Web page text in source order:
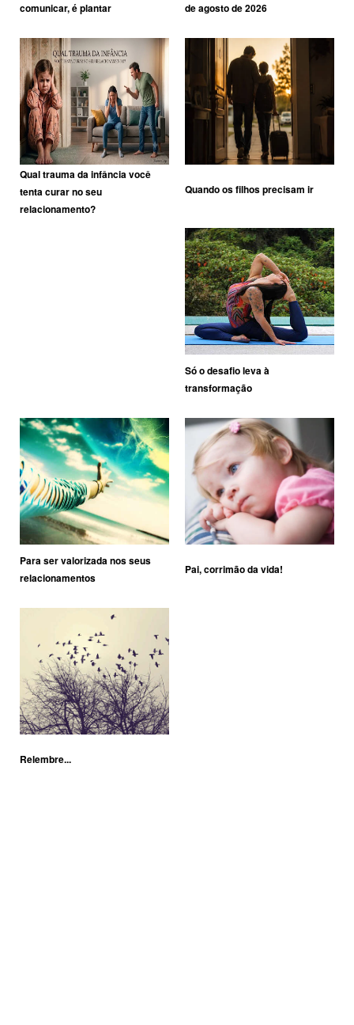
comunicar, é plantar
de agosto de 2026
Qual trauma da infância você
tenta curar no seu
relacionamento?
Quando os filhos precisam ir
Só o desafio leva à
transformação
Para ser valorizada nos seus
relacionamentos
Pai, corrimão da vida!
Relembre...